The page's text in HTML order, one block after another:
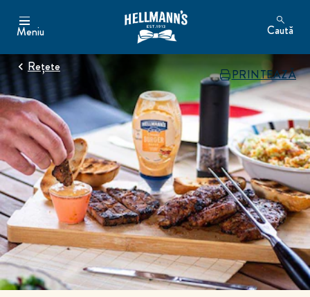
Meniu Caută
Rețete
PRINTEAZĂ